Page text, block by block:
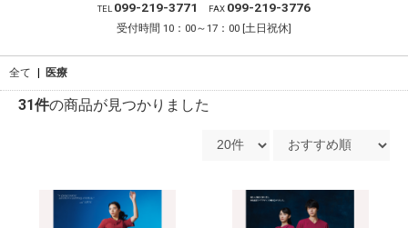
TEL099-219-3771 FAX 099-219-3776
受付時間 10：00～17：00 [土日祝休]
全て 医療
31件の商品が見つかりました